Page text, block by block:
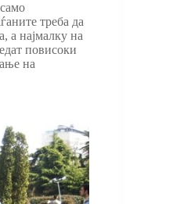
треба да
а најмалку на
повисоки
на